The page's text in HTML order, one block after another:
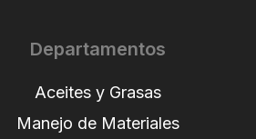
Departamentos
Aceites y Grasas
Manejo de Materiales